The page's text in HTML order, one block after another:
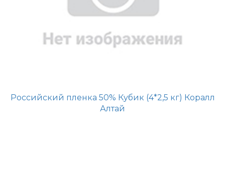
Российский пленка 50% Кубик (4*2,5 кг) Коралл
Алтай